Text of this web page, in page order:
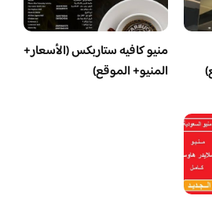
منيو كافيه ستاربكس (الأسعار+
المنيو+ الموقع)